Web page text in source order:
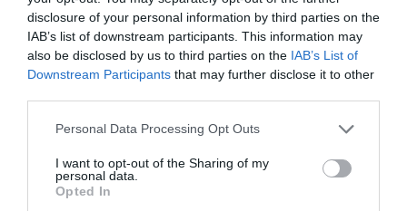
disclosure of your personal information by third parties on the
IAB’s list of downstream participants. This information may
also be disclosed by us to third parties on the IAB’s List of
Downstream Participants that may further disclose it to other
Please note that this website/app uses one or more Google
not limited to your visit or usage behaviour. You may click to
grant or deny consent to Google and its third-party tags to
use your data for below specified purposes in below Google
Personal Data Processing Opt Outs
I want to opt-out of the Sharing of my
personal data.
Opted In
Καταγραφή των ζημιών Πόρτο
Γερμενό: 40 κτίρια κρίθηκαν
κατεδαφιστέα (Photos)
αποζημιωθούν οι πυρόπληκτοι διενεργούνται στο
Πόρτο Γερμενό όπου δεκάδες κατοικίες έχουν
καταστραφεί ολοσχερών από τη μεγάλη φωτιά στη
Δυτικής Αττικής. Οι κάτοικο...